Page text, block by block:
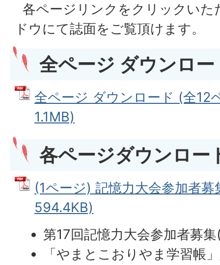
各ページリンクをクリックい
ドウにて誌面をご覧頂けます。
全ページ ダウンロ
全ページ ダウンロード (全12
1.1MB)
各ページダウンロー
(1ページ) 記憶力大会参加者
594.4KB)
第17回記憶力大会参加者募
「やまとこおりやま学習帳